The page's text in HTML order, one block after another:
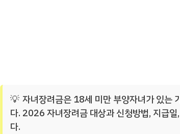
자녀장려금은 18세 미만 부양자녀가 있는
다. 2026 자녀장려금 대상과 신청방법, 지급
다.